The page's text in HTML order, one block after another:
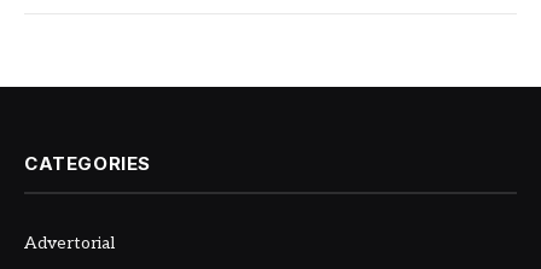
CATEGORIES
Advertorial